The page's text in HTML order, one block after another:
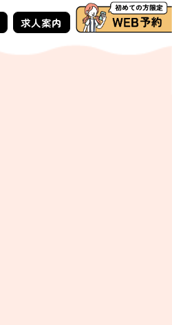
求人案内